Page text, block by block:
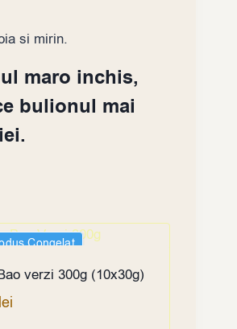
si mirin.
maro inchis,
bulionul mai
Congelat
verzi 300g (10x30g)
lei